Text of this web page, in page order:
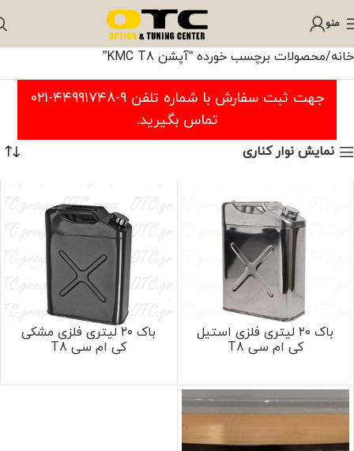
منو
خانه محصولات برچسب خورده “آپشن KMC T8”
جهت ثبت سفارش با شماره تلفن ۹-۴۴۹۹۱۷۴۸-۰۲۱
تماس بگیرید.
نمایش نوار کناری
باک ۲۰ لیتری فلزی استیل
کی ام سی T8
باک ۲۰ لیتری فلزی مشکی
کی ام سی T8